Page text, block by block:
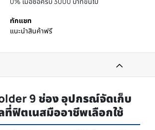
ทักแชท
แนะนำสินค้าฟรี
9 ช่อง อุปกรณ์จัดเก็บ
ที่ฟิตเนสมืออาชีพเลือกใช้